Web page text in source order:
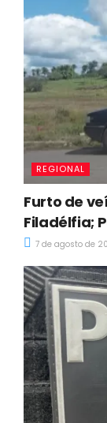
REGIONAL
Furto de
Filadélfia;
7 de agosto de